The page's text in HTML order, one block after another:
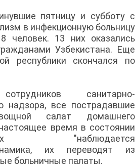
пятницу и субботу с
в инфекционную больницу
человек. 13 них оказались
Узбекистана. Еще
республики скончался по
санитарно-
надзора, все пострадавшие
салат домашнего
время в состоянии
"наблюдается
их переводят из
больничные палаты.